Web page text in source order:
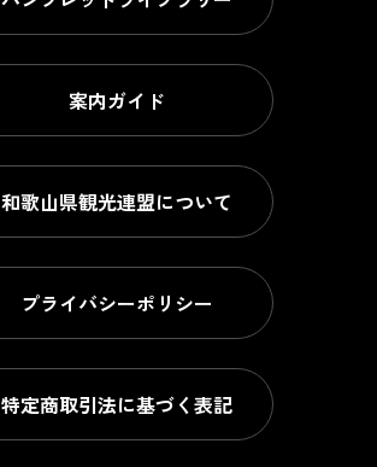
案内ガイド
和歌山県観光連盟について
プライバシーポリシー
特定商取引法に基づく表記